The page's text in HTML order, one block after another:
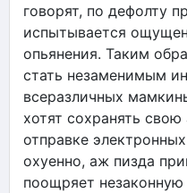
говорят, по дефолту
испытывается
опьянения. Таким
стать незаменимым
всеразличных
хотят сохранять
отправке
охуенно, аж пизда
поощряет